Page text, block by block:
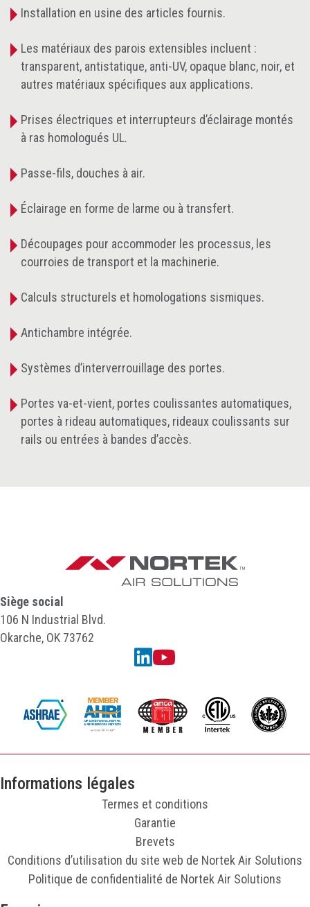
Installation en usine des articles fournis.
Les matériaux des parois extensibles incluent :
transparent, antistatique, anti-UV, opaque blanc, noir, et
autres matériaux spécifiques aux applications.
Prises électriques et interrupteurs d’éclairage montés
à ras homologués UL.
Passe-fils, douches à air.
Éclairage en forme de larme ou à transfert.
Découpages pour accommoder les processus, les
courroies de transport et la machinerie.
Calculs structurels et homologations sismiques.
Antichambre intégrée.
Systèmes d’interverrouillage des portes.
Portes va-et-vient, portes coulissantes automatiques,
portes à rideau automatiques, rideaux coulissants sur
rails ou entrées à bandes d’accès.
Siège social
106 N Industrial Blvd.
Okarche, OK 73762
Linkedin
YouTube
Informations légales
Termes et conditions
Garantie
Brevets
Conditions d’utilisation du site web de Nortek Air Solutions
Politique de confidentialité de Nortek Air Solutions